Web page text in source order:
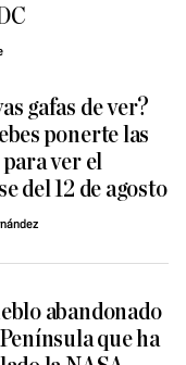
gafas de ver?
ponerte las
para ver el
del 12 de agosto
abandonado
que ha